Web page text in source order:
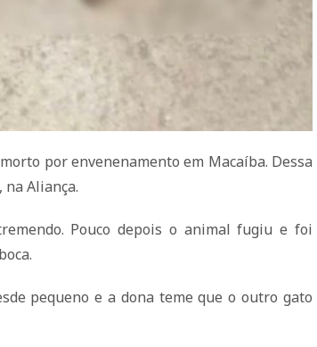
por envenenamento em Macaíba. Dessa
na Aliança.
Pouco depois o animal fugiu e foi
pequeno e a dona teme que o outro gato